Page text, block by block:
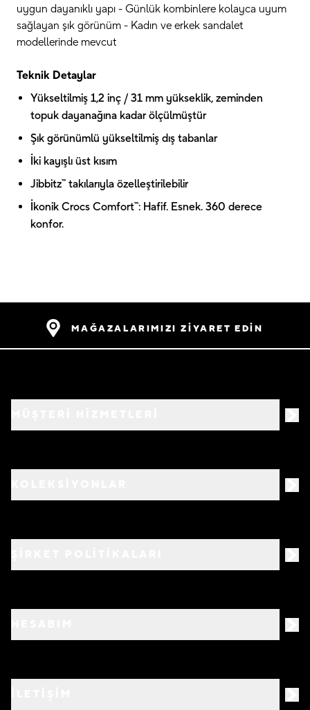
uygun dayanıklı yapı - Günlük kombinlere kolayca uyum
sağlayan şık görünüm - Kadın ve erkek sandalet
modellerinde mevcut
Teknik Detaylar
Yükseltilmiş 1,2 inç / 31 mm yükseklik, zeminden
topuk dayanağına kadar ölçülmüştür
Şık görünümlü yükseltilmiş dış tabanlar
İki kayışlı üst kısım
Jibbitz™ takılarıyla özelleştirilebilir
İkonik Crocs Comfort™: Hafif. Esnek. 360 derece
konfor.
MAĞAZALARIMIZI ZİYARET EDİN